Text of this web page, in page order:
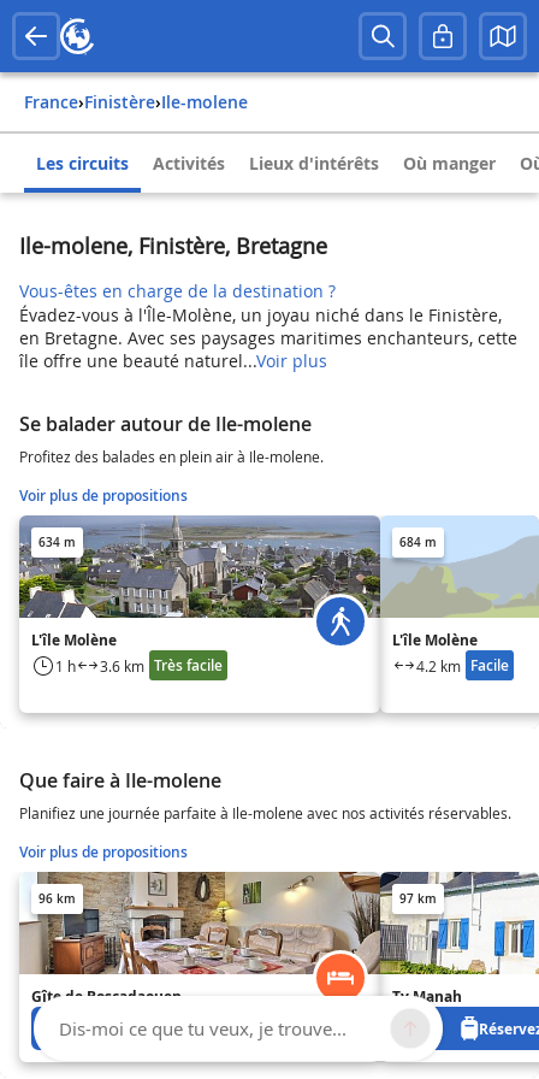
France› Finistère› Ile-molene
Les circuits Activités Lieux d'intérêts Où manger
Ile-molene, Finistère, Bretagne
Vous-êtes en charge de la destination ?
Évadez-vous à l'Île-Molène, un joyau niché dans le Finistère,
en Bretagne. Avec ses paysages maritimes enchanteurs, cette
île offre une beauté naturel...Voir plus
Se balader autour de Ile-molene
Profitez des balades en plein air à Ile-molene.
Voir plus de propositions
634 m
L'île Molène
1 h 3.6 km Très facile
684 m
L'île Molène
4.2 km Facile
Que faire à Ile-molene
Planifiez une journée parfaite à Ile-molene avec nos activités réservables.
Voir plus de propositions
96 km
Gîte de Boscadaouen
Réservez à partir de 320 €
97 km
Ty Manah
Dis-moi ce que tu veux, je trouve...